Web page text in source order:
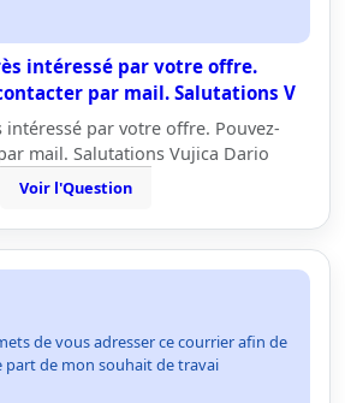
intéressé par votre offre.
par mail. Salutations V
intéressé par votre offre. Pouvez-
mail. Salutations Vujica Dario
Voir l'Question
de vous adresser ce courrier afin de
part de mon souhait de travai